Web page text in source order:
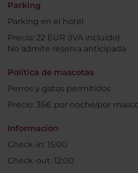
Parking
Parking en el hotel
Precio: 22 EUR (IVA incluido)
No admite reserva anticipada
Política de mascotas
Perros y gatos permitidos
Precio: 35€ por noche/por
Información
Check-in: 15:00
Check-out: 12:00